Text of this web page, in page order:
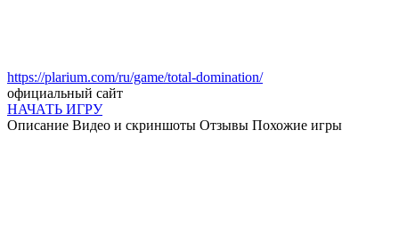
https://plarium.com/ru/game/total-domination/
официальный сайт
НАЧАТЬ ИГРУ
Описание Видео и скриншоты Отзывы Похожие игры